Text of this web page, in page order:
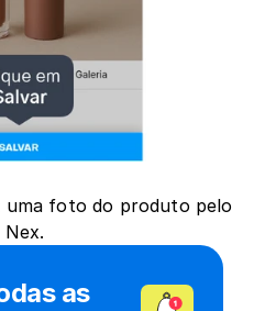
uma foto do produto pelo
as